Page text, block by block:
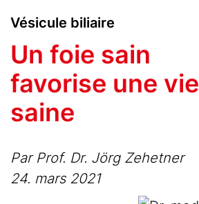
Vésicule biliaire
Un foie sain
favorise une vie
saine
Par Prof. Dr. Jörg Zehetner
24. mars 2021